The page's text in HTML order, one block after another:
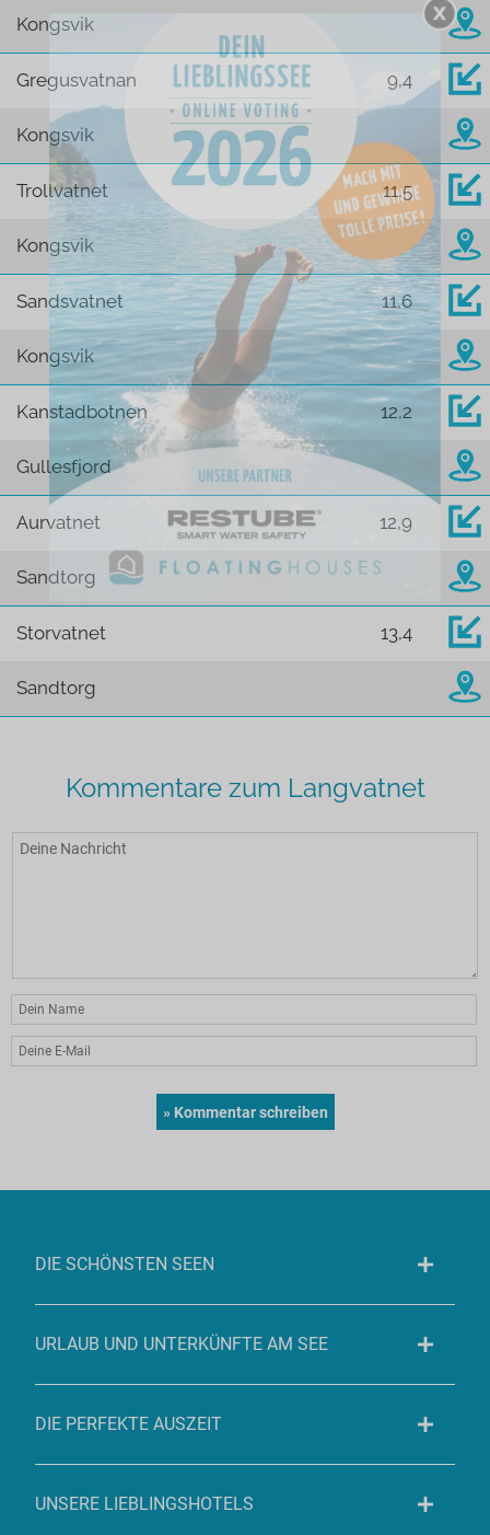
Kongsvik
Gregusvatnan 9,4
Kongsvik
Trollvatnet 11,5
Kongsvik
Sandsvatnet 11,6
Kongsvik
Kanstadbotnen 12,2
Gullesfjord
Aurvatnet 12,9
Sandtorg
Storvatnet 13,4
Sandtorg
Kommentare zum Langvatnet
DIE SCHÖNSTEN SEEN
URLAUB UND UNTERKÜNFTE AM SEE
DIE PERFEKTE AUSZEIT
UNSERE LIEBLINGSHOTELS